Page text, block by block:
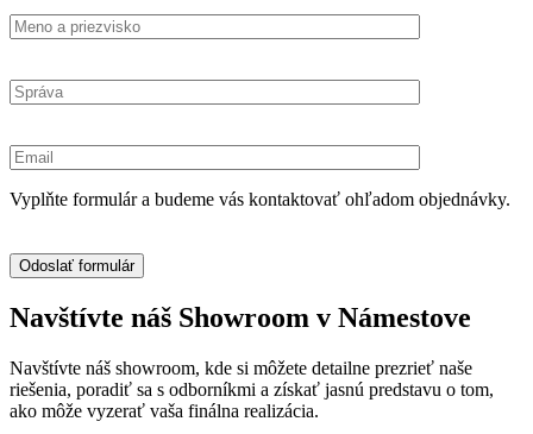
Vyplňte formulár a budeme vás kontaktovať ohľadom objednávky.
Navštívte náš Showroom v Námestove
Navštívte náš showroom, kde si môžete detailne prezrieť naše
riešenia, poradiť sa s odborníkmi a získať jasnú predstavu o tom,
ako môže vyzerať vaša finálna realizácia.